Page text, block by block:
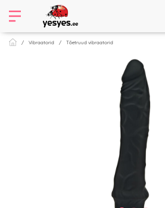
Vibraatorid Tõetruud vibraatorid